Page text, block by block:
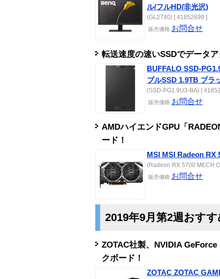
ル/フルHD/非光沢)
(GL2780) [ 41852699 ]
販売価格 お問合せ
転送速度の速いSSDでデータ
BUFFALO SSD-
ブルSSD 1.9TB ブラ
(SSD-PG1.9U3-BA) [
販売価格 お問合せ
AMDハイエンドGPU「
ード！
MSI MSI Radeon RX
(Radeon RX 5700 MECH
販売価格 お問合せ
2019年9月第2週おす
ZOTAC社製、NVIDIA
クボード！
ZOTAC ZOTAC